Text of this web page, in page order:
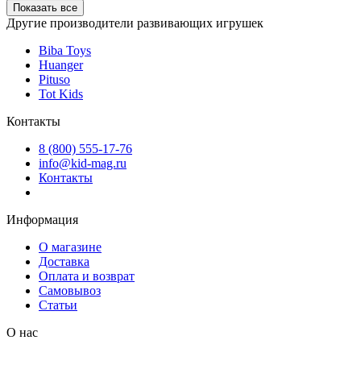
Показать все
Другие производители развивающих игрушек
Biba Toys
Huanger
Pituso
Tot Kids
Контакты
8 (800) 555-17-76
info@kid-mag.ru
Контакты
Информация
О магазине
Доставка
Оплата и возврат
Самовывоз
Статьи
О нас